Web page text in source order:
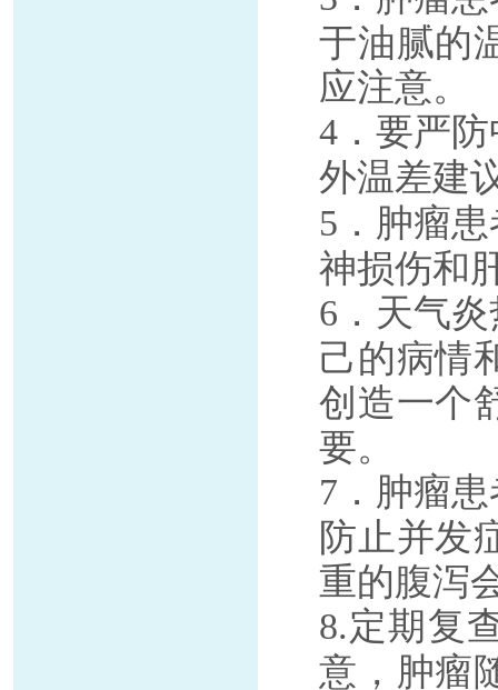
于油腻的
应注意。
4 ．要严
外温差建
5 ．肿瘤
神损伤和
6 ．天气
己的病情
创造一个
要。
7 ．肿瘤
防止并发
重的腹泻
8.定期复
意，肿瘤